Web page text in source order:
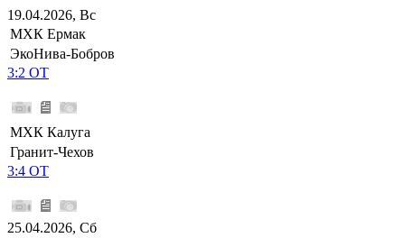
19.04.2026, Вс
МХК Ермак
ЭкоНива-Бобров
3:2 ОТ
МХК Калуга
Гранит-Чехов
3:4 ОТ
25.04.2026, Сб